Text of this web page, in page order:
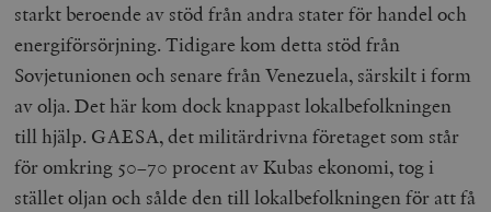
starkt beroende av stöd från andra stater för handel och
energiförsörjning. Tidigare kom detta stöd från
Sovjetunionen och senare från Venezuela, särskilt i form
av olja. Det här kom dock knappast lokalbefolkningen
till hjälp. GAESA, det militärdrivna företaget som står
för omkring 50–70 procent av Kubas ekonomi, tog i
stället oljan och sålde den till lokalbefolkningen för att få